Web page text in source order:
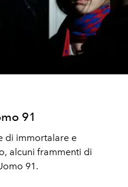
91
di immortalare e
alcuni frammenti di
91.